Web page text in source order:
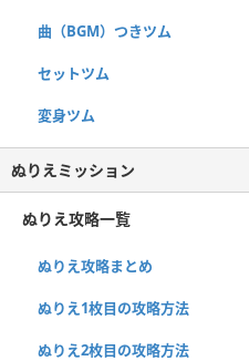
曲（BGM）つきツム
セットツム
変身ツム
ぬりえミッション
ぬりえ攻略一覧
ぬりえ攻略まとめ
ぬりえ1枚目の攻略方法
ぬりえ2枚目の攻略方法